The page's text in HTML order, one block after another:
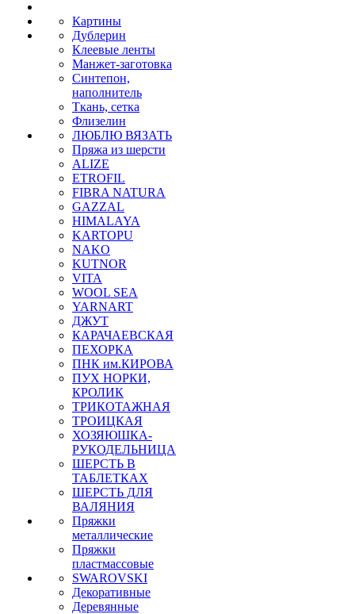
Картины
Дублерин
Клеевые ленты
Манжет-заготовка
Синтепон,
наполнитель
Ткань, сетка
Флизелин
ЛЮБЛЮ ВЯЗАТЬ
Пряжа из шерсти
ALIZE
ETROFIL
FIBRA NATURA
GAZZAL
HIMALAYA
KARTOPU
NAKO
KUTNOR
VITA
WOOL SEA
YARNART
ДЖУТ
КАРАЧАЕВСКАЯ
ПЕХОРКА
ПНК им.КИРОВА
ПУХ НОРКИ,
КРОЛИК
ТРИКОТАЖНАЯ
ТРОИЦКАЯ
ХОЗЯЮШКА-
РУКОДЕЛЬНИЦА
ШЕРСТЬ В
ТАБЛЕТКАХ
ШЕРСТЬ ДЛЯ
ВАЛЯНИЯ
Пряжки
металлические
Пряжки
пластмассовые
SWAROVSKI
Декоративные
Деревянные